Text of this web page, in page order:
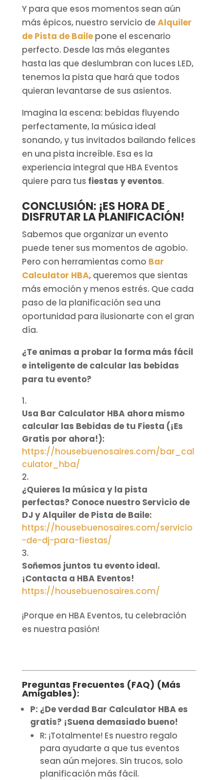
Y para que esos momentos sean aún
más épicos, nuestro servicio de Alquiler
de Pista de Bailepone el escenario
perfecto. Desde las más elegantes
hasta las que deslumbran con luces LED,
tenemos la pista que hará que todos
quieran levantarse de sus asientos.
Imagina la escena: bebidas fluyendo
perfectamente, la música ideal
sonando, y tus invitados bailando felices
en una pista increíble. Esa es la
experiencia integral que HBA Eventos
quiere para tus fiestas y eventos.
CONCLUSIÓN: ¡ES HORA DE
DISFRUTAR LA PLANIFICACIÓN!
Sabemos que organizar un evento
puede tener sus momentos de agobio.
Pero con herramientas como Bar
Calculator HBA, queremos que sientas
más emoción y menos estrés. Que cada
paso de la planificación sea una
oportunidad para ilusionarte con el gran
día.
¿Te animas a probar la forma más fácil
e inteligente de calcular las bebidas
para tu evento?
Usa Bar Calculator HBA ahora mismo
calcular las Bebidas de tu Fiesta (¡Es
Gratis por ahora!):
https://housebuenosaires.com/bar_cal
culator_hba/
¿Quieres la música y la pista
perfectas? Conoce nuestro Servicio de
DJ y Alquiler de Pista de Baile:
https://housebuenosaires.com/servicio
-de-dj-para-fiestas/
Soñemos juntos tu evento ideal.
¡Contacta a HBA Eventos!
https://housebuenosaires.com/
¡Porque en HBA Eventos, tu celebración
es nuestra pasión!
Preguntas Frecuentes (FAQ) (Más
Amigables):
P: ¿De verdad Bar Calculator HBA es
gratis? ¡Suena demasiado bueno!
R: ¡Totalmente! Es nuestro regalo
para ayudarte a que tus eventos
sean aún mejores. Sin trucos, solo
planificación más fácil.